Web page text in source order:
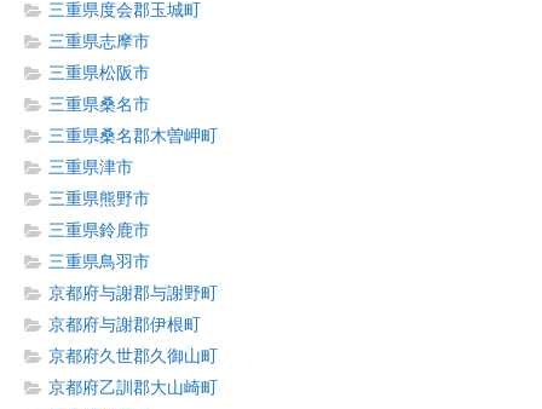
三重県度会郡玉城町
三重県志摩市
三重県松阪市
三重県桑名市
三重県桑名郡木曽岬町
三重県津市
三重県熊野市
三重県鈴鹿市
三重県鳥羽市
京都府与謝郡与謝野町
京都府与謝郡伊根町
京都府久世郡久御山町
京都府乙訓郡大山崎町